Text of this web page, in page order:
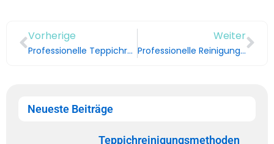
Vorherige
Professionelle Teppichreinigung in Rhein-Kreis Neuss
Weiter
Professionelle Reinigung für jeden Teppich
Neueste Beiträge
Teppichreinigungsmethoden